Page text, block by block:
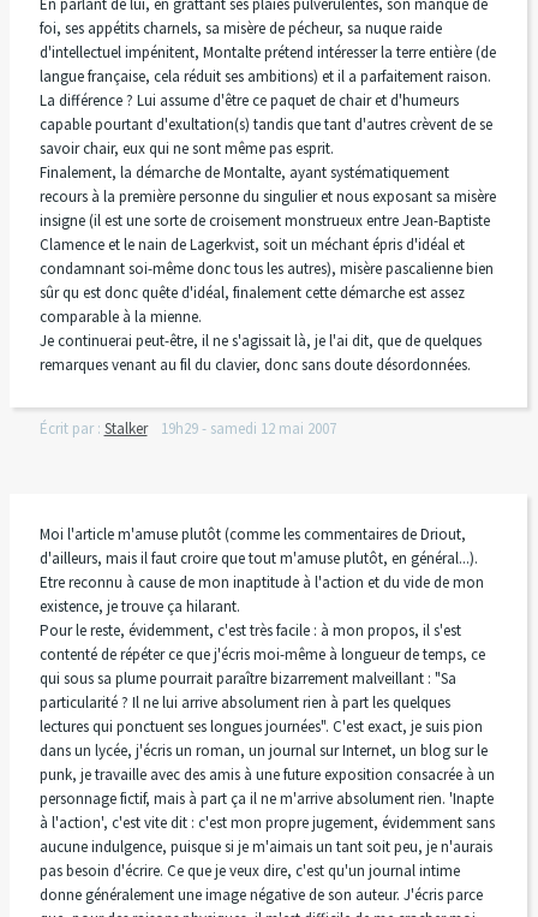
En parlant de lui, en grattant ses plaies pulvérulentes, son manque de
foi, ses appétits charnels, sa misère de pécheur, sa nuque raide
d'intellectuel impénitent, Montalte prétend intéresser la terre entière (de
langue française, cela réduit ses ambitions) et il a parfaitement raison.
La différence ? Lui assume d'être ce paquet de chair et d'humeurs
capable pourtant d'exultation(s) tandis que tant d'autres crèvent de se
savoir chair, eux qui ne sont même pas esprit.
Finalement, la démarche de Montalte, ayant systématiquement
recours à la première personne du singulier et nous exposant sa misère
insigne (il est une sorte de croisement monstrueux entre Jean-Baptiste
Clamence et le nain de Lagerkvist, soit un méchant épris d'idéal et
condamnant soi-même donc tous les autres), misère pascalienne bien
sûr qu est donc quête d'idéal, finalement cette démarche est assez
comparable à la mienne.
Je continuerai peut-être, il ne s'agissait là, je l'ai dit, que de quelques
remarques venant au fil du clavier, donc sans doute désordonnées.
Écrit par : Stalker 19h29- samedi 12 mai 2007
Moi l'article m'amuse plutôt (comme les commentaires de Driout,
d'ailleurs, mais il faut croire que tout m'amuse plutôt, en général...).
Etre reconnu à cause de mon inaptitude à l'action et du vide de mon
existence, je trouve ça hilarant.
Pour le reste, évidemment, c'est très facile : à mon propos, il s'est
contenté de répéter ce que j'écris moi-même à longueur de temps, ce
qui sous sa plume pourrait paraître bizarrement malveillant : "Sa
particularité ? Il ne lui arrive absolument rien à part les quelques
lectures qui ponctuent ses longues journées". C'est exact, je suis pion
dans un lycée, j'écris un roman, un journal sur Internet, un blog sur le
punk, je travaille avec des amis à une future exposition consacrée à un
personnage fictif, mais à part ça il ne m'arrive absolument rien. 'Inapte
à l'action', c'est vite dit : c'est mon propre jugement, évidemment sans
aucune indulgence, puisque si je m'aimais un tant soit peu, je n'aurais
pas besoin d'écrire. Ce que je veux dire, c'est qu'un journal intime
donne généralement une image négative de son auteur. J'écris parce